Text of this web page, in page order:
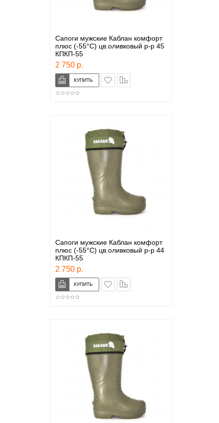
Сапоги мужские Каблан комфорт
плюс (-55°С) цв.оливковый р-р 45
КПКП-55
2 750 р.
в закладки
Сапоги мужские Каблан комфорт
плюс (-55°С) цв.оливковый р-р 44
КПКП-55
2 750 р.
в закладки